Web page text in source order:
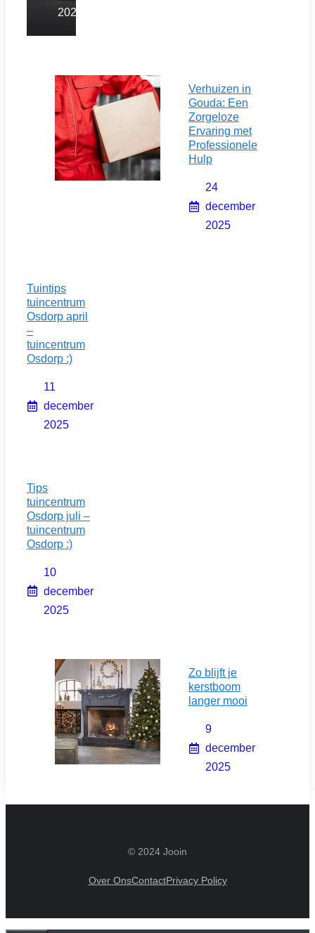
2025
Verhuizen in
Gouda: Een
Zorgeloze
Ervaring met
Professionele
Hulp
24
december
2025
Tuintips
tuincentrum
Osdorp april
–
tuincentrum
Osdorp :)
11
december
2025
Tips
tuincentrum
Osdorp juli –
tuincentrum
Osdorp :)
10
december
2025
Zo blijft je
kerstboom
langer mooi
9
december
2025
© 2024 Jooin
Over OnsContactPrivacy Policy